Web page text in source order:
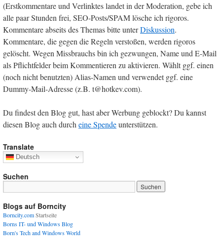
(Erstkommentare und Verlinktes landet in der Moderation, gebe ich
alle paar Stunden frei, SEO-Posts/SPAM lösche ich rigoros.
Kommentare abseits des Themas bitte unterDiskussion.
Kommentare, die gegen die Regeln verstoßen, werden rigoros
gelöscht. Wegen Missbrauchs bin ich gezwungen, Name und E-Mail
als Pflichtfelder beim Kommentieren zu aktivieren. Wählt ggf. einen
(noch nicht benutzten) Alias-Namen und verwendet ggf. eine
Dummy-Mail-Adresse (z.B. t@hotkev.com).
Du findest den Blog gut, hast aber Werbung geblockt? Du kannst
diesen Blog auch durcheine Spendeunterstützen.
Translate
Deutsch
Suchen
Blogs auf Borncity
Borncity.comStartseite
Borns IT- und Windows Blog
Born's Tech and Windows World